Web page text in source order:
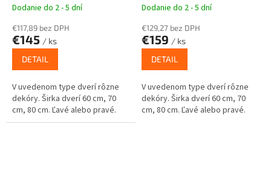
Dodanie do 2 - 5 dní
€117,89 bez DPH
€145 / ks
DETAIL
V uvedenom type dverí rôzne
dekóry. Širka dverí 60 cm, 70
cm, 80 cm. Ľavé alebo pravé.
Dodanie do 2 - 5 dní
€129,27 bez DPH
€159 / ks
DETAIL
V uvedenom type dverí rôzne
dekóry. Širka dverí 60 cm, 70
cm, 80 cm. Ľavé alebo pravé.